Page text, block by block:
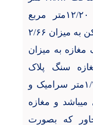
مربع و بالکن به مساحت ۱۲/۲۰متر مربع
می‌باشد.ارتفاع تا زیر كف بالکن به میزان ۲/۶۶
به میزان
سنگ پلاک
گرانیتی، دیوارها تا ارتفاع ۱/۴۰متر سرامیک و
و مغازه
که بصورت